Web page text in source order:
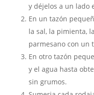
y déjelos a un lado
En un tazón
la sal, la pimienta,
parmesano con un
En otro tazón
y el agua hasta
sin grumos.